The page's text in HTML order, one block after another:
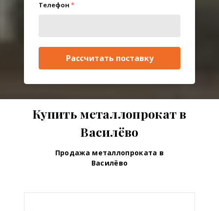
Телефон *
Рассчитать поставку
Купить металлопрокат в
Василёво
Продажа металлопроката в
Василёво